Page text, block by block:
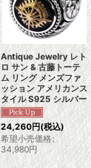
Antique Jewelry レト
ロ サン & 古藤トーテ
ム リング メンズファ
ッション アメリカンス
タイル S925 シルバー
24,260円(税込)
希望小売価格:
34,980円